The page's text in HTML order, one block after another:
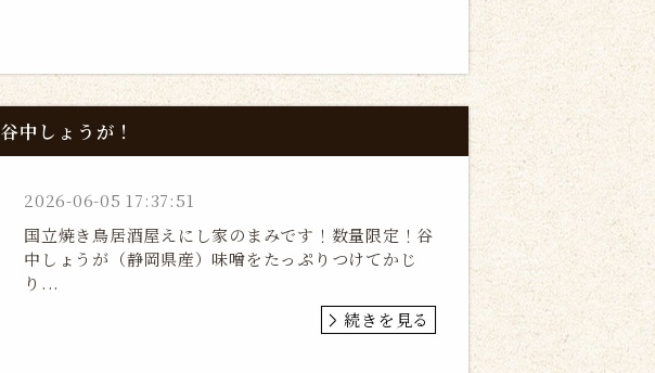
谷中しょうが！
2026-06-05 17:37:51
国立焼き鳥居酒屋えにし家のまみです！数量限定！谷
中しょうが（静岡県産）味噌をたっぷりつけてかじ
り...
続きを見る